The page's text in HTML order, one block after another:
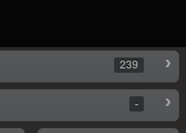
239
-